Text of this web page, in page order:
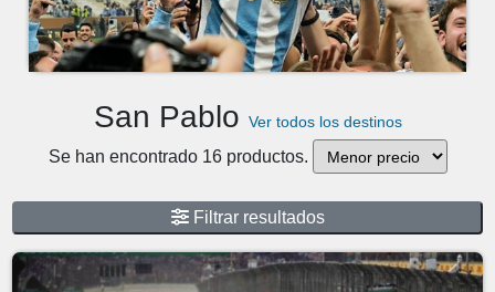
San Pablo Ver todos los destinos
Se han encontrado 16 productos.
Filtrar resultados